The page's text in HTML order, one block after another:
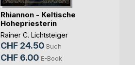
Rhiannon - Keltische
Hohepriesterin
Rainer C. Lichtsteiger
CHF 24.50 Buch
CHF 6.00 E-Book